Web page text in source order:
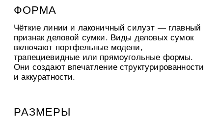
ФОРМА
Чёткие линии и лаконичный силуэт — главный
признак деловой сумки. Виды деловых сумок
включают портфельные модели,
трапециевидные или прямоугольные формы.
Они создают впечатление структурированности
и аккуратности.
РАЗМЕРЫ